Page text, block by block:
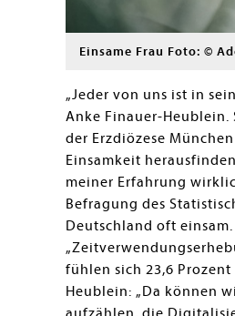
Einsame Frau Foto: ©
„Jeder von uns ist in
Anke Finauer-Heublein.
der Erzdiözese
Einsamkeit
meiner Erfahrung
Befragung des
Deutschland oft
fühlen sich 23,6
Heublein: „Da können